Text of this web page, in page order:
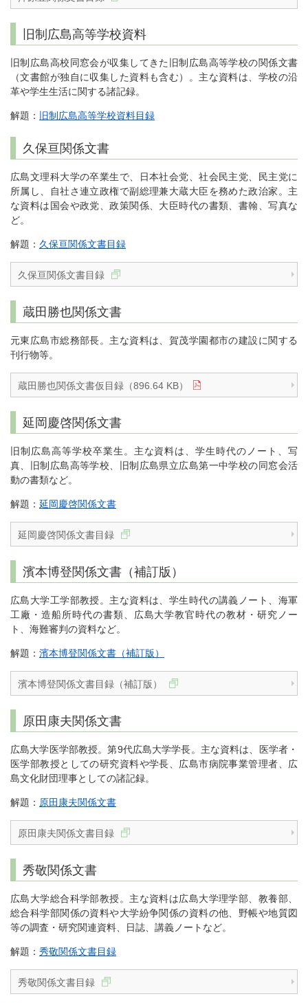
旧制広島高等学校資料
旧制広島高校同窓会が収集してきた旧制広島高等学校の関係文書
（文書館が独自に収集した資料も含む）。主な資料は、学校の沿
革や学生生活に関する諸記録。
解題： 旧制広島高等学校資料目録
久保亘関係文書
広島文理科大学の卒業生で、日本社会党、社会民主党、民主党に
所属し、自社さ連立政権で副総理兼大蔵大臣を務めた政治家。主
な資料は国会や政党、政策関係、大臣時代の書類、書翰、写真な
ど。
解題： 久保亘関係文書目録
久保亘関係文書目録
蔵田勝也関係文書
元東広島市総務部長。主な資料は、賀茂学園都市の建設に関する
刊行物等。
蔵田勝也関係文書仮目録（896.64 KB）
延岡慶啓関係文書
旧制広島高等学校卒業生。主な資料は、学生時代のノート、写
真、旧制広島高等学校、旧制広島県立広島第一中学校の同窓会活
動の書類など。
解題： 延岡慶啓関係文書
延岡慶啓関係文書目録
濱本博登関係文書（補訂版）
広島大学工学部教授。主な資料は、学生時代の講義ノート、海軍
工廠・造船所時代の書類、広島大学教官時代の教材・研究ノー
ト、海難審判の資料など。
解題： 濱本博登関係文書（補訂版）
濱本博登関係文書目録（補訂版）
原田康夫関係文書
広島大学医学部教授。第9代広島大学学長。主な資料は、医学者・
医学部教授としての研究資料や学長、広島市病院事業管理者、広
島文化財団理事としての諸記録。
解題： 原田康夫関係文書
原田康夫関係文書目録
秀敬関係文書
広島大学総合科学部教授。主な資料は広島大学理学部、教養部、
総合科学部関係の資料や大学紛争関係の資料の他、野帳や地質図
等の調査・研究関連資料、日誌、講義ノートなど。
解題： 秀敬関係文書目録
秀敬関係文書目録